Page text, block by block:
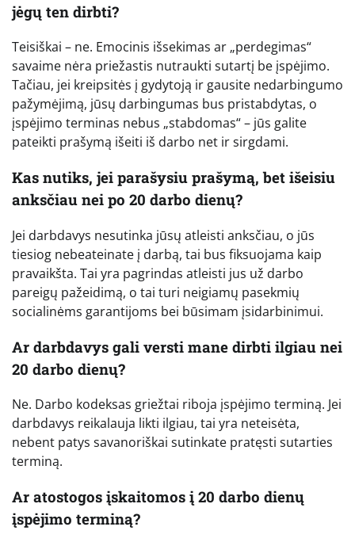
jėgų ten dirbti?
Teisiškai – ne. Emocinis išsekimas ar „perdegimas“
savaime nėra priežastis nutraukti sutartį be įspėjimo.
Tačiau, jei kreipsitės į gydytoją ir gausite nedarbingumo
pažymėjimą, jūsų darbingumas bus pristabdytas, o
įspėjimo terminas nebus „stabdomas“ – jūs galite
pateikti prašymą išeiti iš darbo net ir sirgdami.
Kas nutiks, jei parašysiu prašymą, bet išeisiu
anksčiau nei po 20 darbo dienų?
Jei darbdavys nesutinka jūsų atleisti anksčiau, o jūs
tiesiog nebeateinate į darbą, tai bus fiksuojama kaip
pravaikšta. Tai yra pagrindas atleisti jus už darbo
pareigų pažeidimą, o tai turi neigiamų pasekmių
socialinėms garantijoms bei būsimam įsidarbinimui.
Ar darbdavys gali versti mane dirbti ilgiau nei
20 darbo dienų?
Ne. Darbo kodeksas griežtai riboja įspėjimo terminą. Jei
darbdavys reikalauja likti ilgiau, tai yra neteisėta,
nebent patys savanoriškai sutinkate pratęsti sutarties
terminą.
Ar atostogos įskaitomos į 20 darbo dienų
įspėjimo terminą?